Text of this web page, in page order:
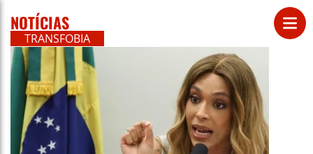
NOTÍCIAS
TRANSFOBIA